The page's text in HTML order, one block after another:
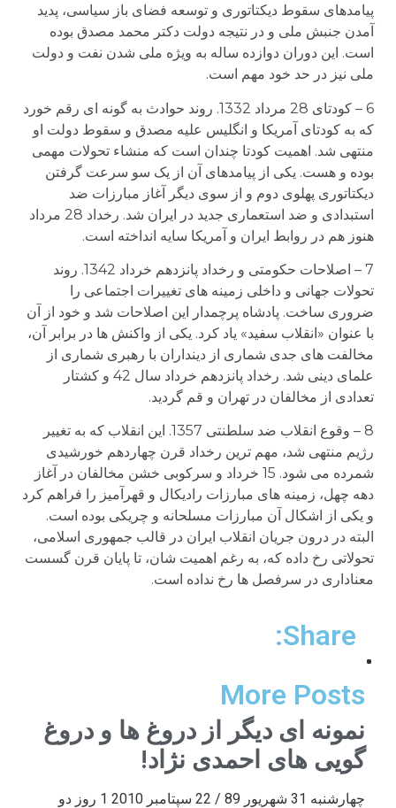
پیامدهای سقوط دیکتاتوری و توسعه فضای باز سیاسی، پدید
آمدن جنبش ملی و در نتیجه دولت دکتر محمد مصدق بوده
است. این دوران دوازده ساله به ویژه ملی شدن نفت و دولت
ملی نیز در حد خود مهم است.
6 – کودتای 28 مرداد 1332. روند حوادث به گونه ای رقم خورد
که به کودتای آمریکا و انگلیس علیه مصدق و سقوط دولت او
منتهی شد. اهمیت کودتا چندان است که منشاء تحولات مهمی
بوده و هست. یکی از پیامدهای آن از یک سو سرعت گرفتن
دیکتاتوری پهلوی دوم و از سوی دیگر آغاز مبارزات ضد
استبدادی و ضد استعماری جدید در ایران شد. رخداد 28 مرداد
هنوز هم در روابط ایران و آمریکا سایه انداخته است.
7 – اصلاحات حکومتی و رخداد پانزدهم خرداد 1342. روند
تحولات جهانی و داخلی زمینه های تغییرات اجتماعی را
ضروری ساخت. پادشاه پرچمدار این اصلاحات شد و خود از آن
با عنوان «انقلاب سفید» یاد کرد. یکی از واکنش ها در برابر آن،
مخالفت های جدی شماری از دینداران با رهبری شماری از
علمای دینی شد. رخداد پانزدهم خرداد سال 42 و کشتار
تعدادی از مخالفان در تهران و قم گردید.
8 – وقوع انقلاب ضد سلطنتی 1357. این انقلاب که به تغییر
رژیم منتهی شد، مهم ترین رخداد قرن چهاردهم خورشیدی
شمرده می شود. 15 خرداد و سرکوبی خشن مخالفان در آغاز
دهه چهل، زمینه های مبارزات رادیکال و قهرآمیز را فراهم کرد
و یکی از اشکال آن مبارزات مسلحانه و چریکی بوده است.
البته در درون جریان انقلاب ایران در قالب جمهوری اسلامی،
تحولاتی رخ داده که، به رغم اهمیت شان، تا پایان قرن گسست
معناداری در سرفصل ها رخ نداده است.
Share:
More Posts
نمونه ای دیگر از دروغ ها و دروغ
گویی های احمدی نژاد!
چهارشنبه 31 شهریور 89 / 22 سپتامبر 2010 1 روز دو